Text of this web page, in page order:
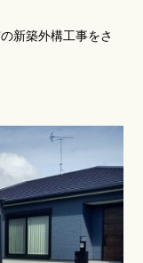
新築外構工事をさ